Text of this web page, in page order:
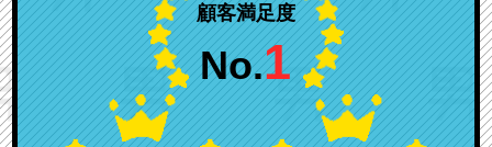
顧客満足度
No.1